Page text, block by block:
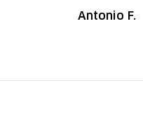
autorizada da
Antonio F.